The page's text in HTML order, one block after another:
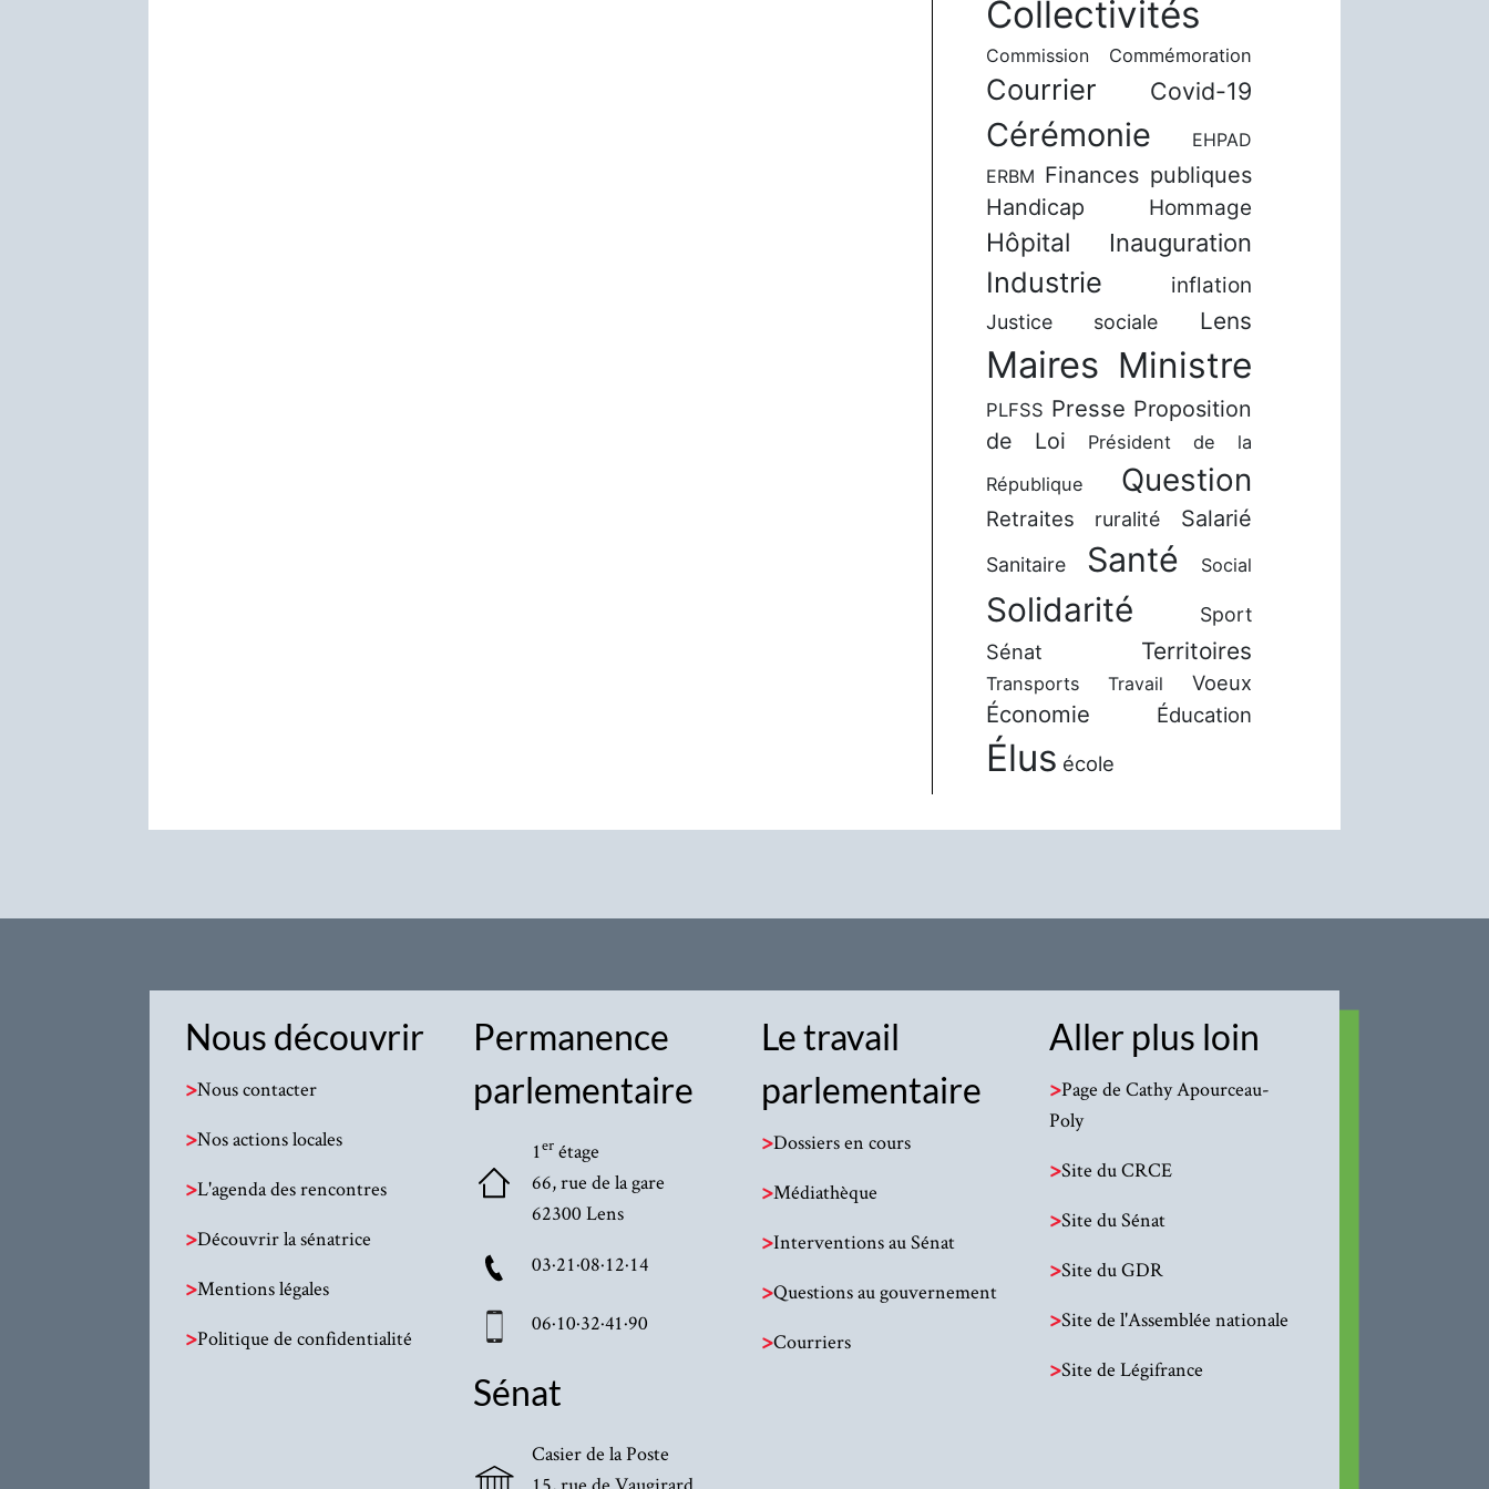
Collectivités
Commission Commémoration
Courrier Covid-19
Cérémonie
EHPAD
ERBM Finances publiques
Handicap
Hommage
Hôpital Inauguration
Industrie inflation
Justice sociale Lens
Maires Ministre
PLFSS Presse Proposition
de Loi
Président de la
République
Question
Retraites ruralité Salarié
Sanitaire Santé Social
Solidarité Sport
Sénat Territoires
Transports Travail Voeux
Économie Éducation
Élus école
Nous découvrir
>Nous contacter
>Nos actions locales
>L'agenda des rencontres
>Découvrir la sénatrice
>Mentions légales
>Politique de confidentialité
Permanence
parlementaire
1er étage
66, rue de la gare
62300 Lens
03·21·08·12·14
06·10·32·41·90
Sénat
Casier de la Poste
Le travail
parlementaire
>Dossiers en cours
>Médiathèque
>Interventions au Sénat
>Questions au gouvernement
>Courriers
Aller plus loin
>Page de Cathy Apourceau-
Poly
>Site du CRCE
>Site du Sénat
>Site du GDR
>Site de l'Assemblée nationale
>Site de Légifrance